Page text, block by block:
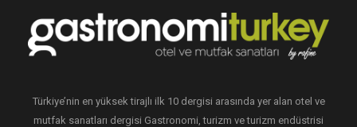
Türkiye’nin en yüksek tirajlı ilk 10 dergisi arasında yer alan otel ve
mutfak sanatları dergisi Gastronomi, turizm ve turizm endüstrisi